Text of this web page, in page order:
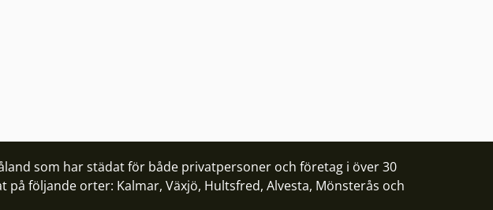
som har städat för både privatpersoner och företag i över 30
på följande orter: Kalmar,Växjö, Hultsfred,Alvesta, Mönsterås och